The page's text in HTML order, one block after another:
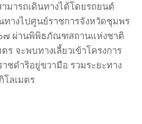
มารถเดินทางได้โดยรถยนต์
ทางไปศูนย์ราชการจังหวัดชุมพร
๗ ผ่านพิพิธภัณฑสถานแห่งชาติ
จะพบทางเลี้ยวเข้าโครงการ
ดำริอยู่ขวามือ รวมระยะทาง
โลเมตร